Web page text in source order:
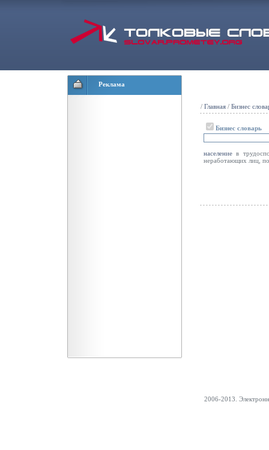
Реклама
/ Главная / Бизнес
Бизнес словарь
население в
неработающих лиц,
2006-2013.